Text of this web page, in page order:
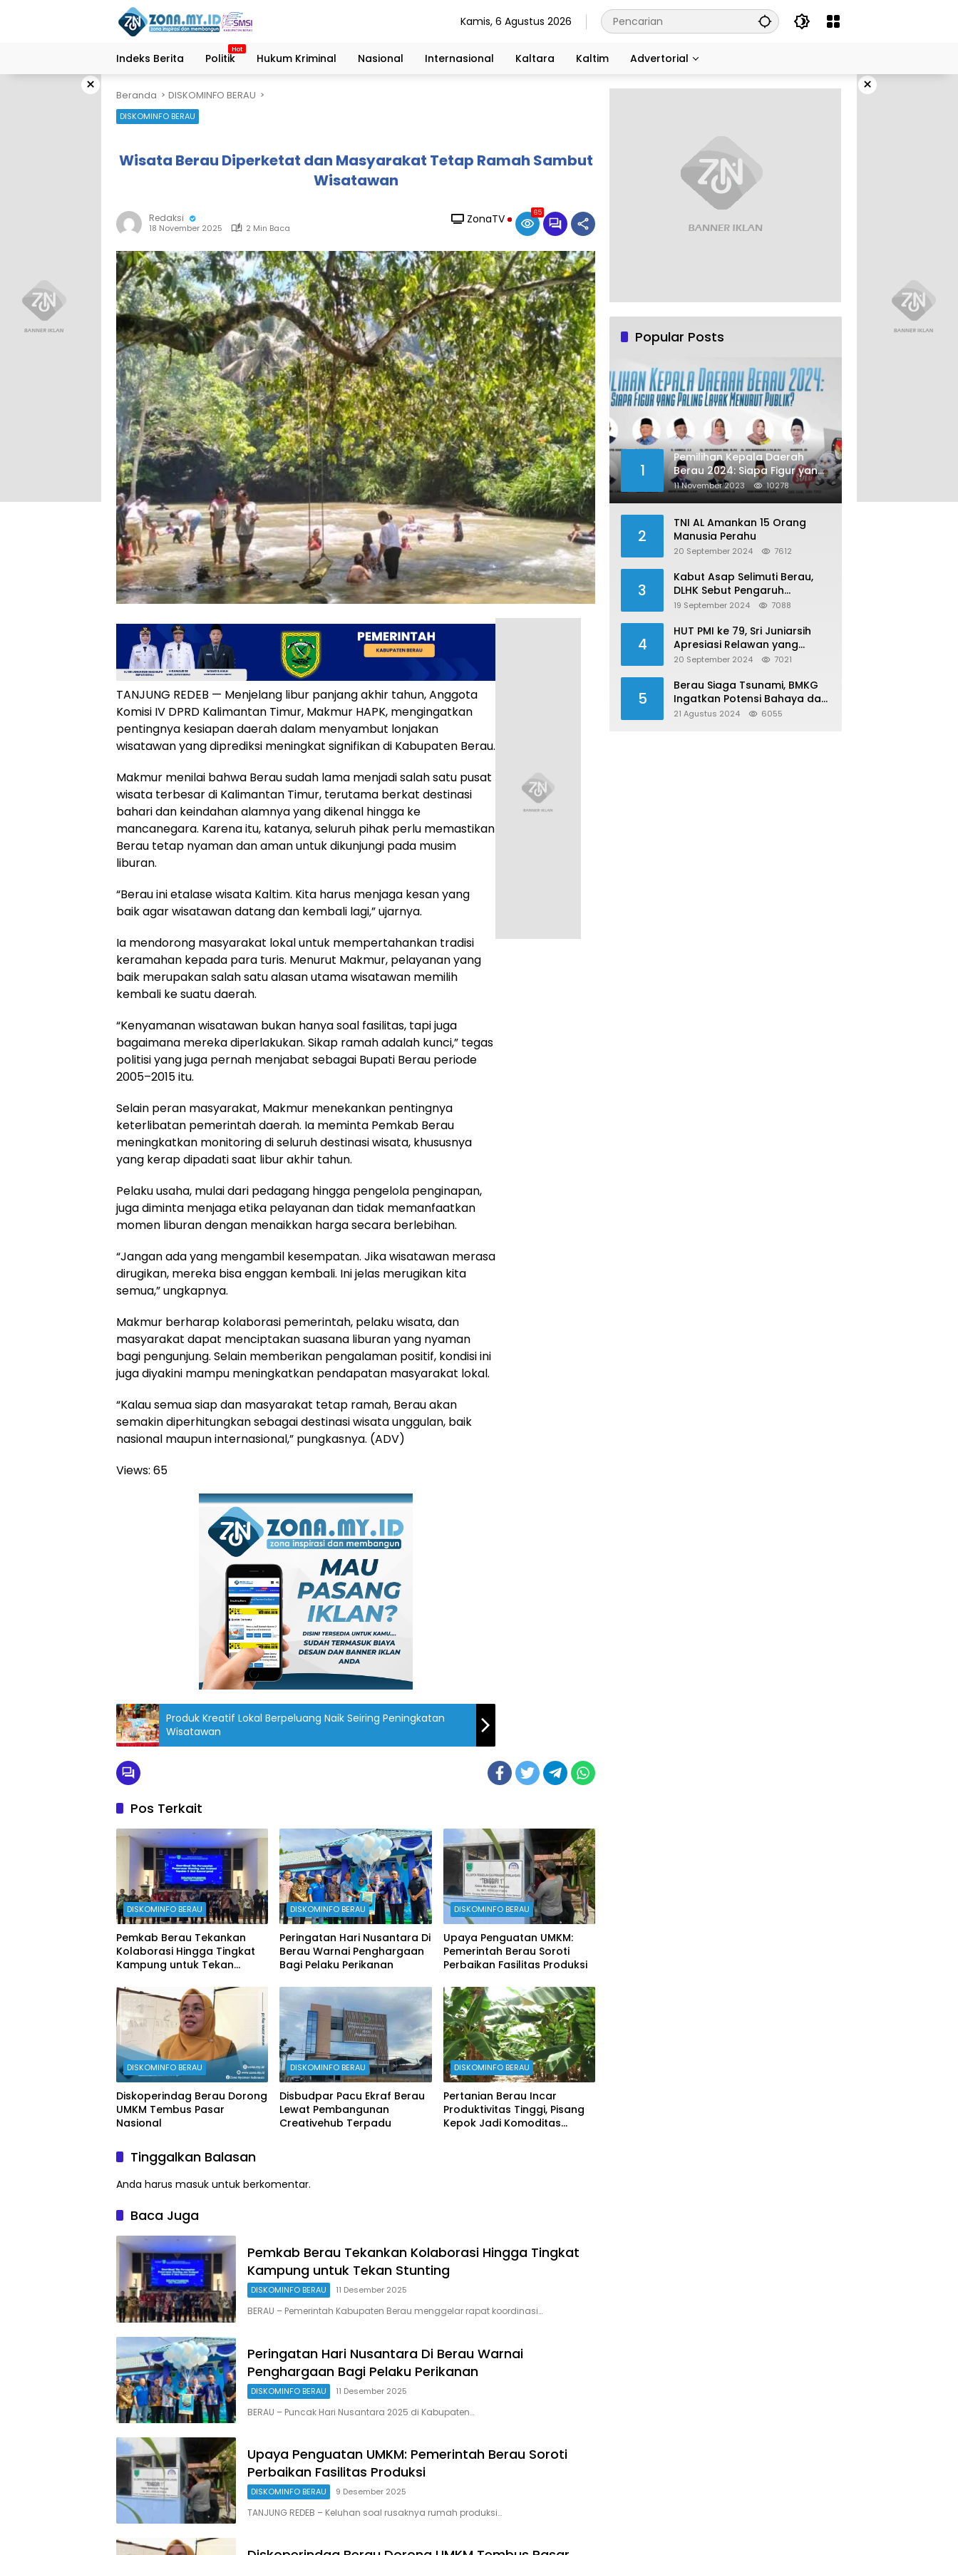
Kamis, 6 Agustus 2026
Indeks Berita Politik Hukum Kriminal Nasional Internasional Kaltara Kaltim Advertorial
× ×
Beranda DISKOMINFO BERAU
DISKOMINFO BERAU
Wisata Berau Diperketat dan Masyarakat Tetap Ramah Sambut
Wisatawan
Redaksi
18 November 2025 2 Min Baca
ZonaTV 65
TANJUNG REDEB — Menjelang libur panjang akhir tahun, Anggota
Komisi IV DPRD Kalimantan Timur, Makmur HAPK, mengingatkan
pentingnya kesiapan daerah dalam menyambut lonjakan
wisatawan yang diprediksi meningkat signifikan di Kabupaten Berau.
Makmur menilai bahwa Berau sudah lama menjadi salah satu pusat
wisata terbesar di Kalimantan Timur, terutama berkat destinasi
bahari dan keindahan alamnya yang dikenal hingga ke
mancanegara. Karena itu, katanya, seluruh pihak perlu memastikan
Berau tetap nyaman dan aman untuk dikunjungi pada musim
liburan.
“Berau ini etalase wisata Kaltim. Kita harus menjaga kesan yang
baik agar wisatawan datang dan kembali lagi,” ujarnya.
Ia mendorong masyarakat lokal untuk mempertahankan tradisi
keramahan kepada para turis. Menurut Makmur, pelayanan yang
baik merupakan salah satu alasan utama wisatawan memilih
kembali ke suatu daerah.
“Kenyamanan wisatawan bukan hanya soal fasilitas, tapi juga
bagaimana mereka diperlakukan. Sikap ramah adalah kunci,” tegas
politisi yang juga pernah menjabat sebagai Bupati Berau periode
2005–2015 itu.
Selain peran masyarakat, Makmur menekankan pentingnya
keterlibatan pemerintah daerah. Ia meminta Pemkab Berau
meningkatkan monitoring di seluruh destinasi wisata, khususnya
yang kerap dipadati saat libur akhir tahun.
Pelaku usaha, mulai dari pedagang hingga pengelola penginapan,
juga diminta menjaga etika pelayanan dan tidak memanfaatkan
momen liburan dengan menaikkan harga secara berlebihan.
“Jangan ada yang mengambil kesempatan. Jika wisatawan merasa
dirugikan, mereka bisa enggan kembali. Ini jelas merugikan kita
semua,” ungkapnya.
Makmur berharap kolaborasi pemerintah, pelaku wisata, dan
masyarakat dapat menciptakan suasana liburan yang nyaman
bagi pengunjung. Selain memberikan pengalaman positif, kondisi ini
juga diyakini mampu meningkatkan pendapatan masyarakat lokal.
“Kalau semua siap dan masyarakat tetap ramah, Berau akan
semakin diperhitungkan sebagai destinasi wisata unggulan, baik
nasional maupun internasional,” pungkasnya. (ADV)
Views: 65
Produk Kreatif Lokal Berpeluang Naik Seiring Peningkatan
Wisatawan
Pos Terkait
DISKOMINFO BERAU
Pemkab Berau Tekankan
Kolaborasi Hingga Tingkat
Kampung untuk Tekan
DISKOMINFO BERAU
Peringatan Hari Nusantara Di
Berau Warnai Penghargaan
Bagi Pelaku Perikanan
DISKOMINFO BERAU
Upaya Penguatan UMKM:
Pemerintah Berau Soroti
Perbaikan Fasilitas Produksi
DISKOMINFO BERAU
Diskoperindag Berau Dorong
UMKM Tembus Pasar
Nasional
DISKOMINFO BERAU
Disbudpar Pacu Ekraf Berau
Lewat Pembangunan
Creativehub Terpadu
DISKOMINFO BERAU
Pertanian Berau Incar
Produktivitas Tinggi, Pisang
Kepok Jadi Komoditas
Tinggalkan Balasan
Anda harus masuk untuk berkomentar.
Baca Juga
Pemkab Berau Tekankan Kolaborasi Hingga Tingkat
Kampung untuk Tekan Stunting
DISKOMINFO BERAU 11 Desember 2025
BERAU – Pemerintah Kabupaten Berau menggelar rapat koordinasi…
Peringatan Hari Nusantara Di Berau Warnai
Penghargaan Bagi Pelaku Perikanan
DISKOMINFO BERAU 11 Desember 2025
BERAU – Puncak Hari Nusantara 2025 di Kabupaten…
Upaya Penguatan UMKM: Pemerintah Berau Soroti
Perbaikan Fasilitas Produksi
DISKOMINFO BERAU 9 Desember 2025
TANJUNG REDEB – Keluhan soal rusaknya rumah produksi…
Popular Posts
1
Pemilihan Kepala Daerah
Berau 2024: Siapa Figur yang
Paling Layak Menurut Publik?
11 November 2023 10278
2
TNI AL Amankan 15 Orang
Manusia Perahu
20 September 2024 7612
3
Kabut Asap Selimuti Berau,
DLHK Sebut Pengaruh
Karhutla
19 September 2024 7088
4
HUT PMI ke 79, Sri Juniarsih
Apresiasi Relawan yang
Konsisten Donor Darah
20 September 2024 7021
5
Berau Siaga Tsunami, BMKG
Ingatkan Potensi Bahaya dari
Megathrust Utara Sulawesi
21 Agustus 2024 6055